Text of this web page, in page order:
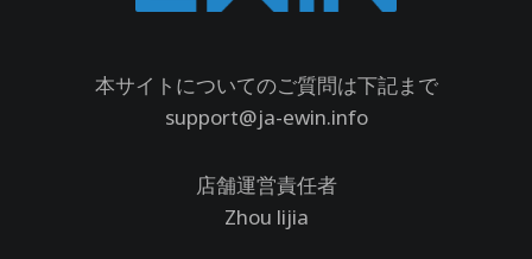
本サイトについてのご質問は下記まで
support@ja-ewin.info
店舗運営責任者
Zhou lijia